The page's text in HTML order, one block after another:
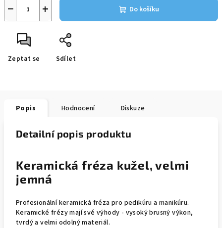
+
− Do košíku
Zeptat se Sdílet
Popis Hodnocení Diskuze
Detailní popis produktu
Keramická fréza kužel, velmi
jemná
Profesionální keramická fréza pro pedikúru a manikúru.
Keramické frézy mají své výhody - vysoký brusný výkon,
tvrdý a velmi odolný materiál.